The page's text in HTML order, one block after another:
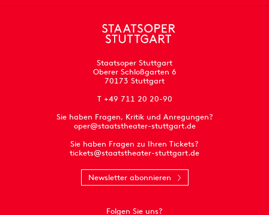
Staatsoper Stuttgart
Oberer Schloßgarten 6
70173 Stuttgart
T +49 711 20 20-90
Sie haben Fragen, Kritik und Anregungen?
oper@staatstheater-stuttgart.de
Sie haben Fragen zu Ihren Tickets?
tickets@staatstheater-stuttgart.de
Newsletter abonnieren
Folgen Sie uns?